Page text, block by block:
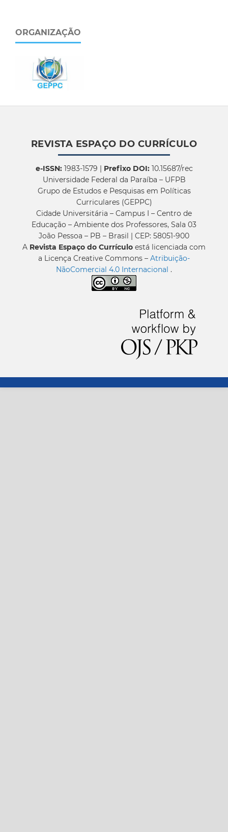
ORGANIZAÇÃO
REVISTA ESPAÇO DO CURRÍCULO
e-ISSN:1983-1579 | Prefixo DOI:10.15687/rec
Universidade Federal da Paraíba – UFPB
Grupo de Estudos e Pesquisas em Políticas
Curriculares (GEPPC)
Cidade Universitária – Campus I – Centro de
Educação – Ambiente dos Professores, Sala 03
João Pessoa – PB – Brasil | CEP: 58051-900
A Revista Espaço do Currículo está licenciada com
a Licença Creative Commons – Atribuição-
NãoComercial 4.0 Internacional .